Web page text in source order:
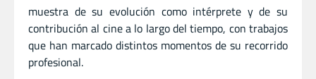
muestra de su evolución como intérprete y de su
contribución al cine a lo largo del tiempo, con trabajos
que han marcado distintos momentos de su recorrido
profesional.